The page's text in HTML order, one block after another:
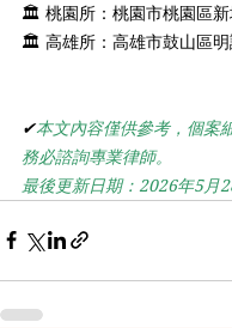
🏛 桃園所：桃園市桃園區
🏛 高雄所：高雄市鼓山區
✔本文內容僅供參考，個案
務必諮詢專業律師。
最後更新日期：2026年5月